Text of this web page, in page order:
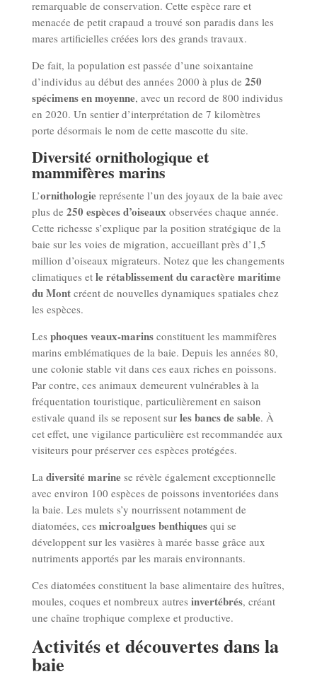
remarquable de conservation. Cette espèce rare et
menacée de petit crapaud a trouvé son paradis dans les
mares artificielles créées lors des grands travaux.
De fait, la population est passée d’une soixantaine
d’individus au début des années 2000 à plus de 250
spécimens en moyenne, avec un record de 800 individus
en 2020. Un sentier d’interprétation de 7 kilomètres
porte désormais le nom de cette mascotte du site.
Diversité ornithologique et
mammifères marins
L’ornithologie représente l’un des joyaux de la baie avec
plus de 250 espèces d’oiseaux observées chaque année.
Cette richesse s’explique par la position stratégique de la
baie sur les voies de migration, accueillant près d’1,5
million d’oiseaux migrateurs. Notez que les changements
climatiques et le rétablissement du caractère maritime
du Montcréent de nouvelles dynamiques spatiales chez
les espèces.
Les phoques veaux-marinsconstituent les mammifères
marins emblématiques de la baie. Depuis les années 80,
une colonie stable vit dans ces eaux riches en poissons.
Par contre, ces animaux demeurent vulnérables à la
fréquentation touristique, particulièrement en saison
estivale quand ils se reposent sur les bancs de sable. À
cet effet, une vigilance particulière est recommandée aux
visiteurs pour préserver ces espèces protégées.
La diversité marine se révèle également exceptionnelle
avec environ 100 espèces de poissons inventoriées dans
la baie. Les mulets s’y nourrissent notamment de
diatomées, ces microalgues benthiquesqui se
développent sur les vasières à marée basse grâce aux
nutriments apportés par les marais environnants.
Ces diatomées constituent la base alimentaire des huîtres,
moules, coques et nombreux autres invertébrés, créant
une chaîne trophique complexe et productive.
Activités et découvertes dans la
baie